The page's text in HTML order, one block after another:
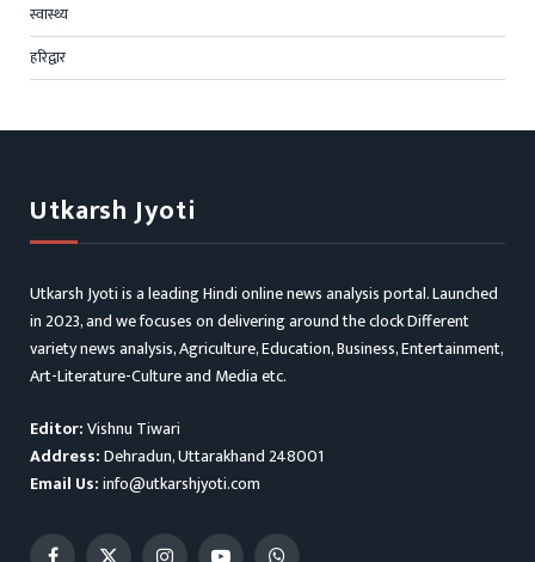
स्वास्थ्य
हरिद्वार
Utkarsh Jyoti
Utkarsh Jyoti is a leading Hindi online news analysis portal. Launched
in 2023, and we focuses on delivering around the clock Different
variety news analysis, Agriculture, Education, Business, Entertainment,
Art-Literature-Culture and Media etc.
Editor:Vishnu Tiwari
Address:Dehradun, Uttarakhand 248001
Email Us:info@utkarshjyoti.com